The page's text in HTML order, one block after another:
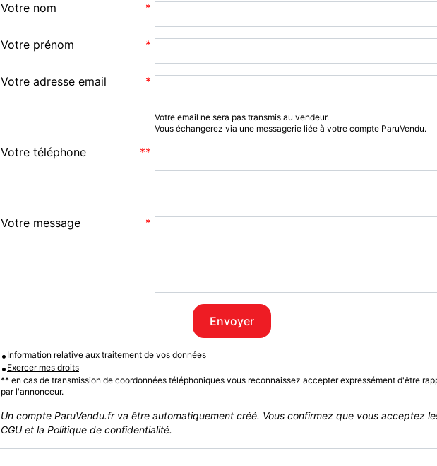
Votre nom
Votre prénom
Votre adresse email
Votre email ne sera pas transmis au vendeur.
Vous échangerez via une messagerie liée à votre compte ParuVendu.
Votre téléphone
Votre message
Envoyer
• Information relative aux traitement de vos données
• Exercer mes droits
** en cas de transmission de coordonnées téléphoniques vous reconnaissez accepter expressément d'être
par l'annonceur.
Un compte ParuVendu.fr va être automatiquement créé. Vous confirmez que vous acceptez
CGU et la Politique de confidentialité.